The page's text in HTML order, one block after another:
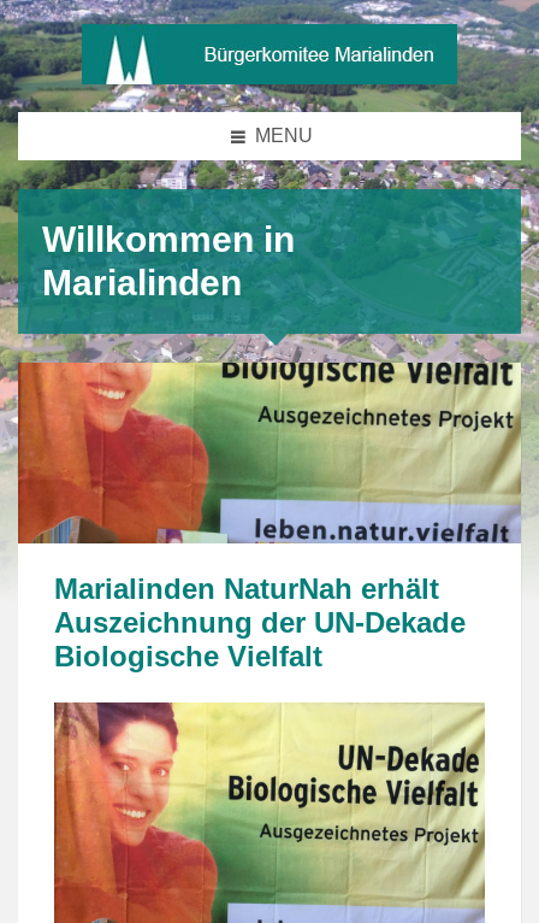
MENU
Willkommen in
Marialinden
Marialinden NaturNah erhält
Auszeichnung der UN-Dekade
Biologische Vielfalt